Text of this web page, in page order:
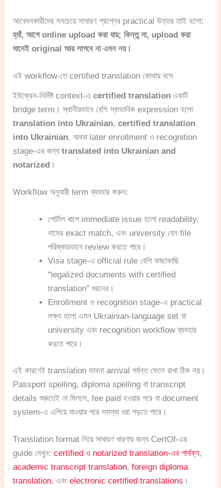
আবেদনকারীদের সবচেয়ে সাধারণ প্রশ্নের practical উত্তর তাই হলো:
হ্যাঁ, আগে online upload করা যায়; কিন্তু না, upload করা
মানেই original আর লাগবে না এমন নয়।
এই workflow-তে certified translation কোথায় বসে
ইউক্রেন-নির্দিষ্ট context-এcertified translation একটি
bridge term। স্থানীয়ভাবে বেশি স্বাভাবিক expression হলো
translation into Ukrainian,certified translation
into Ukrainian, অথবা later enrollment ও recognition
stage-এর জন্যtranslated into Ukrainian and
notarized ।
Workflow অনুযায়ী term ব্যবহার করুন:
পোর্টাল ধাপে immediate issue হলো readability,
নামের exact match, এবং university যেন file
পরিষ্কারভাবে review করতে পারে।
Visa stage-এ official rule বেশি কাছাকাছি
“legalized documents with certified
translation” ধরনের।
Enrollment ও recognition stage-এ practical
লক্ষ্য হলো এমন Ukrainian-language set যা
university এবং recognition workflow ব্যবহার
করতে পারে।
এই কারণেই translation ভাবনা arrival পর্যন্ত ফেলে রাখা ঠিক নয়।
Passport spelling, diploma spelling বা transcript
details শুরুতেই না মিললে, fee paid হওয়ার পরে বা document
system-এ এগিয়ে যাওয়ার পরে সমস্যা ধরা পড়তে পারে।
Translation format নিয়ে সাধারণ ধারণার জন্য CertOf-এর
guide দেখুন:certified ও notarized translation-এর পার্থক্য,
academic transcript translation,foreign diploma
translation, এবংelectronic certified translations ।